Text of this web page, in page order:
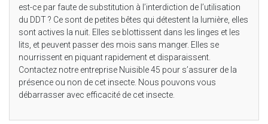
est-ce par faute de substitution à l’interdiction de l’utilisation
du DDT ? Ce sont de petites bêtes qui détestent la lumière, elles
sont actives la nuit. Elles se blottissent dans les linges et les
lits, et peuvent passer des mois sans manger. Elles se
nourrissent en piquant rapidement et disparaissent.
Contactez notre entreprise Nuisible 45 pour s’assurer de la
présence ou non de cet insecte. Nous pouvons vous
débarrasser avec efficacité de cet insecte.